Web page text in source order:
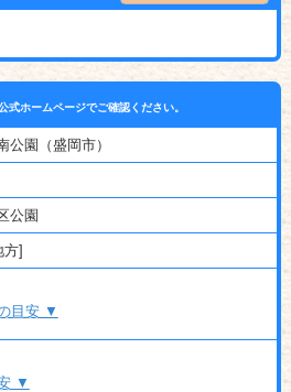
式ホームページでご確認ください。
公園（盛岡市）
公園
方]
目安 ▼
▼